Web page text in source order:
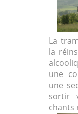
La
la
une
une
sortir
chants